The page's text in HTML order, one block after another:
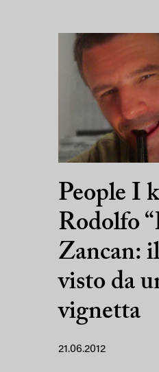
People I
Rodolfo
Zancan:
visto da
vignetta
21.06.2012